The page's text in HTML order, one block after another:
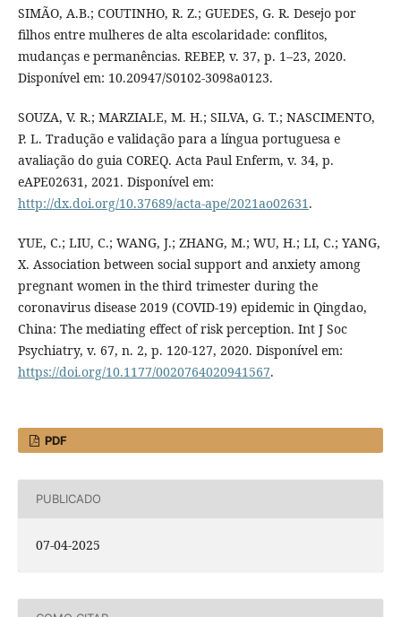
SIMÃO, A.B.; COUTINHO, R. Z.; GUEDES, G. R. Desejo por
filhos entre mulheres de alta escolaridade: conflitos,
mudanças e permanências. REBEP, v. 37, p. 1–23, 2020.
Disponível em: 10.20947/S0102-3098a0123.
SOUZA, V. R.; MARZIALE, M. H.; SILVA, G. T.; NASCIMENTO,
P. L. Tradução e validação para a língua portuguesa e
avaliação do guia COREQ. Acta Paul Enferm, v. 34, p.
eAPE02631, 2021. Disponível em:
http://dx.doi.org/10.37689/acta-ape/2021ao02631.
YUE, C.; LIU, C.; WANG, J.; ZHANG, M.; WU, H.; LI, C.; YANG,
X. Association between social support and anxiety among
pregnant women in the third trimester during the
coronavirus disease 2019 (COVID-19) epidemic in Qingdao,
China: The mediating effect of risk perception. Int J Soc
Psychiatry, v. 67, n. 2, p. 120-127, 2020. Disponível em:
https://doi.org/10.1177/0020764020941567.
PDF
PUBLICADO
07-04-2025